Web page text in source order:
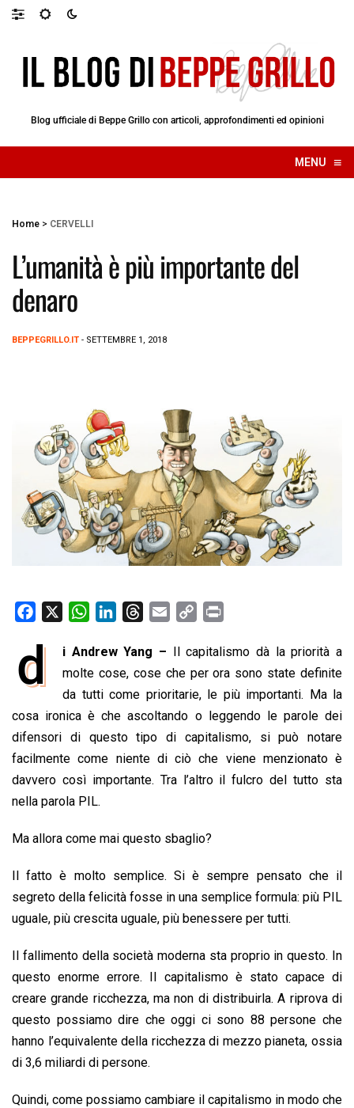
Blog ufficiale di Beppe Grillo con articoli, approfondimenti ed opinioni
MENU ≡
☰
Home > CERVELLI
L’umanità è più importante del
denaro
BEPPEGRILLO.IT - SETTEMBRE 1, 2018
e
o
o
k
W
a
t
s
A
p
p
n
k
e
d
I
n
r
e
a
d
s
i
l
p
y
L
i
n
k
i
n
t
d i Andrew Yang – Il capitalismo dà la priorità a
molte cose, cose che per ora sono state definite
da tutti come prioritarie, le più importanti. Ma la
cosa ironica è che ascoltando o leggendo le parole dei
difensori di questo tipo di capitalismo, si può notare
facilmente come niente di ciò che viene menzionato è
davvero così importante. Tra l’altro il fulcro del tutto sta
nella parola PIL.
Ma allora come mai questo sbaglio?
Il fatto è molto semplice. Si è sempre pensato che il
segreto della felicità fosse in una semplice formula: più PIL
uguale, più crescita uguale, più benessere per tutti.
Il fallimento della società moderna sta proprio in questo. In
questo enorme errore. Il capitalismo è stato capace di
creare grande ricchezza, ma non di distribuirla. A riprova di
questo possiamo dire che oggi ci sono 88 persone che
hanno l’equivalente della ricchezza di mezzo pianeta, ossia
di 3,6 miliardi di persone.
Quindi, come possiamo cambiare il capitalismo in modo che